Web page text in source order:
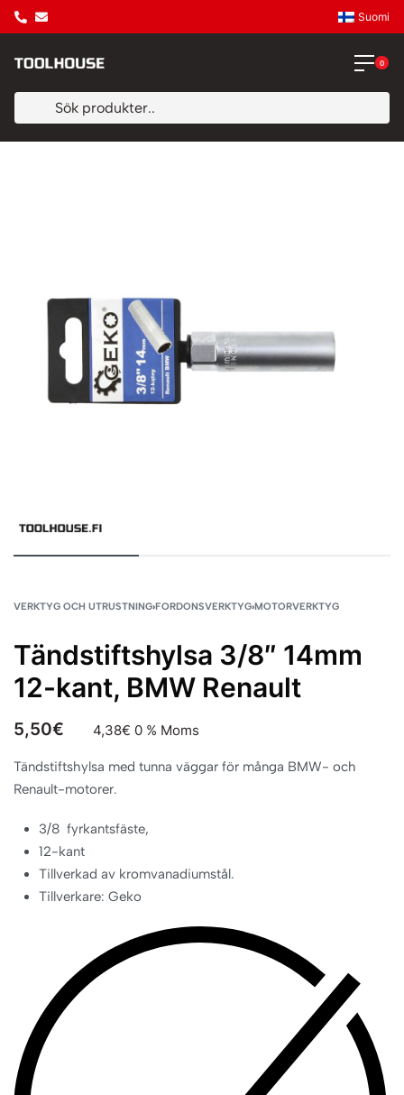
Suomi
0
VERKTYG OCH UTRUSTNING›FORDONSVERKTYG›MOTORVERKTYG
Tändstiftshylsa 3/8″ 14mm
12-kant, BMW Renault
5,50€ 4,38€ 0 % Moms
Tändstiftshylsa med tunna väggar för många BMW- och
Renault-motorer.
3/8 fyrkantsfäste,
12-kant
Tillverkad av kromvanadiumstål.
Tillverkare: Geko